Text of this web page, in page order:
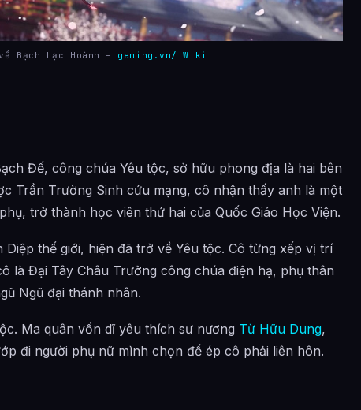
Bạch Lạc Hoành – gaming.vn/ Wiki
Đế, công chúa Yêu tộc, sở hữu phong địa là hai bên
Trần Trường Sinh cứu mạng, cô nhận thấy anh là một
trở thành học viên thứ hai của Quốc Giáo Học Viện.
thế giới, hiện đã trở về Yêu tộc. Cô từng xếp vị trí
là Đại Tây Châu Trưởng công chúa điện hạ, phụ thân
Ngũ đại thánh nhân.
Ma quân vốn dĩ yêu thích sư nương Từ Hữu Dung,
đi người phụ nữ mình chọn để ép cô phải liên hôn.